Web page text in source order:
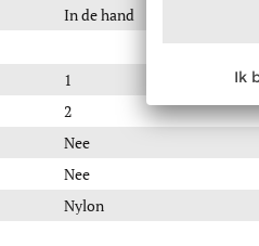
In de hand
1
2
Nee
Nee
Nylon
Ik